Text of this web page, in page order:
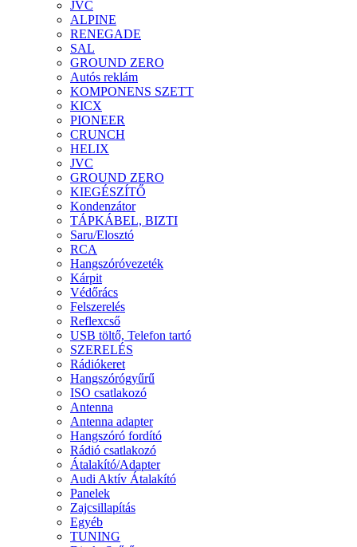
JVC
ALPINE
RENEGADE
SAL
GROUND ZERO
Autós reklám
KOMPONENS SZETT
KICX
PIONEER
CRUNCH
HELIX
JVC
GROUND ZERO
KIEGÉSZÍTŐ
Kondenzátor
TÁPKÁBEL, BIZTI
Saru/Elosztó
RCA
Hangszóróvezeték
Kárpit
Védőrács
Felszerelés
Reflexcső
USB töltő, Telefon tartó
SZERELÉS
Rádiókeret
Hangszórógyűrű
ISO csatlakozó
Antenna
Antenna adapter
Hangszóró fordító
Rádió csatlakozó
Átalakító/Adapter
Audi Aktív Átalakító
Panelek
Zajcsillapítás
Egyéb
TUNING